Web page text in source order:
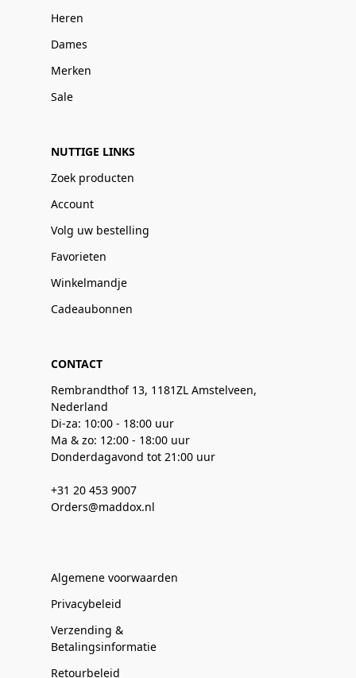
Heren
Dames
Merken
Sale
NUTTIGE LINKS
Zoek producten
Account
Volg uw bestelling
Favorieten
Winkelmandje
Cadeaubonnen
CONTACT
Rembrandthof 13, 1181ZL Amstelveen,
Nederland
Di-za: 10:00 - 18:00 uur
Ma & zo: 12:00 - 18:00 uur
Donderdagavond tot 21:00 uur
+31 20 453 9007
Orders@maddox.nl
Algemene voorwaarden
Privacybeleid
Verzending &
Betalingsinformatie
Retourbeleid